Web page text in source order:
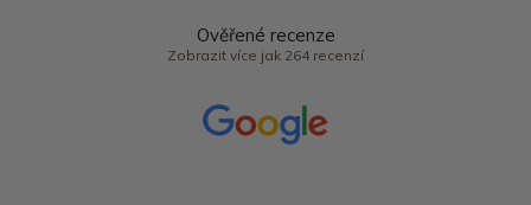
Ověřené recenze
Zobrazit více jak 264 recenzí